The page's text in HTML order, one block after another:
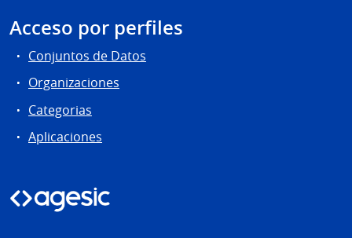
Acceso por perfiles
Conjuntos de Datos
Organizaciones
Categorias
Aplicaciones